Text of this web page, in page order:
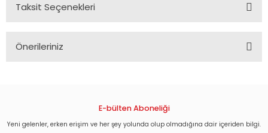
Taksit Seçenekleri
Önerileriniz
Görüş ve önerileriniz için teşekkür ederiz.
E-bülten Aboneliği
Yeni gelenler, erken erişim ve her şey yolunda olup olmadığına dair içeriden bilgi.